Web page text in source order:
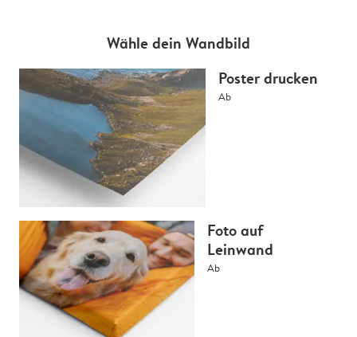
Wähle dein Wandbild
Poster drucken
Ab
Foto auf
Leinwand
Ab